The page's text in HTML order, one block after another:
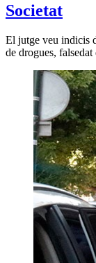
Societat
El jutge veu indicis
de drogues,